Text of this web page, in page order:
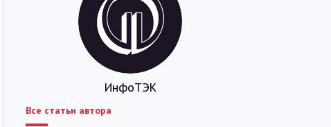
ИнфоТЭК
Все статьи автора